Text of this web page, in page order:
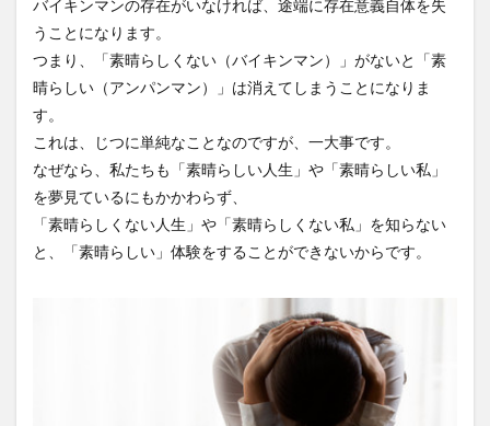
バイキンマンの存在がいなければ、途端に存在意義自体を失
うことになります。
つまり、「素晴らしくない（バイキンマン）」がないと「素
晴らしい（アンパンマン）」は消えてしまうことになりま
す。
これは、じつに単純なことなのですが、一大事です。
なぜなら、私たちも「素晴らしい人生」や「素晴らしい私」
を夢見ているにもかかわらず、
「素晴らしくない人生」や「素晴らしくない私」を知らない
と、「素晴らしい」体験をすることができないからです。
EQ
Future Care Lab in Japan
Hareru Base Arimatsu
ibuki
ICT
KAIGOアンバサダー育成研修会
MIKOTO
SOMPOホールディングス
Tシャツ
あかぎれ
アクリーティブ
アドバイス
アルコール消毒
アンガーマネジメント
いろはにかいご
エイプリルドリーム
エニアグラム
ヘアスタイル
ポケモン
マスク
マズローの5段階欲求説
ミディアム
ミヤビー宮の森